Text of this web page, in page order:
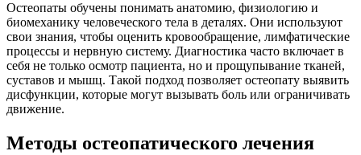
Остеопаты обучены понимать анатомию, физиологию и
биомеханику человеческого тела в деталях. Они используют
свои знания, чтобы оценить кровообращение, лимфатические
процессы и нервную систему. Диагностика часто включает в
себя не только осмотр пациента, но и прощупывание тканей,
суставов и мышц. Такой подход позволяет остеопату выявить
дисфункции, которые могут вызывать боль или ограничивать
движение.
Методы остеопатического лечения